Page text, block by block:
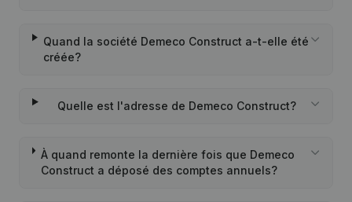
Quand la société Demeco Construct a-t-elle été
créée?
Quelle est l'adresse de Demeco Construct?
À quand remonte la dernière fois que Demeco
Construct a déposé des comptes annuels?